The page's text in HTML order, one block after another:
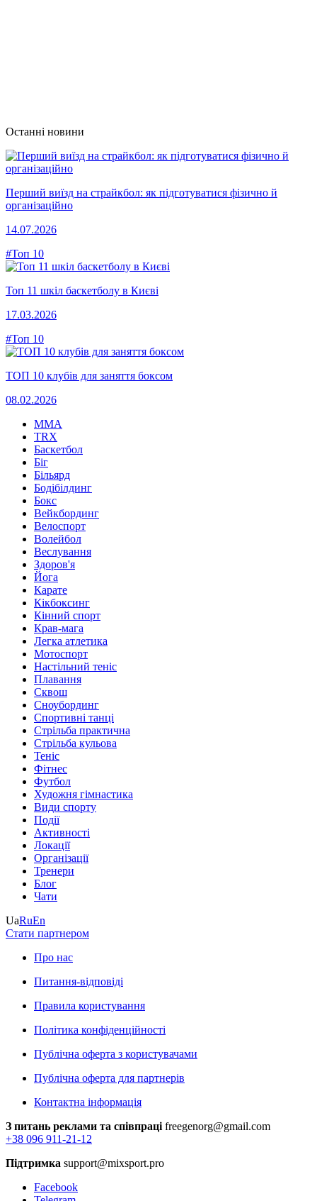
Останні новини
Перший виїзд на страйкбол: як підготуватися фізично й
організаційно
14.07.2026
#Топ 10
Топ 11 шкіл баскетболу в Києві
17.03.2026
#Топ 10
ТОП 10 клубів для заняття боксом
08.02.2026
MMA
TRX
Баскетбол
Біг
Більярд
Бодібілдинг
Бокс
Вейкбординг
Велоспорт
Волейбол
Веслування
Здоров'я
Йога
Карате
Кікбоксинг
Кінний спорт
Крав-мага
Легка атлетика
Мотоспорт
Настільний теніс
Плавання
Сквош
Сноубординг
Спортивні танці
Стрільба практична
Стрільба кульова
Теніс
Фітнес
Футбол
Художня гімнастика
Види спорту
Події
Активності
Локації
Організації
Тренери
Блог
Чати
UaRuEn
Стати партнером
Про нас
Питання-відповіді
Правила користування
Політика конфіденційності
Публічна оферта з користувачами
Публічна оферта для партнерів
Контактна інформація
З питань реклами та співпраці freegenorg@gmail.com
+38 096 911-21-12
Підтримка support@mixsport.pro
Facebook